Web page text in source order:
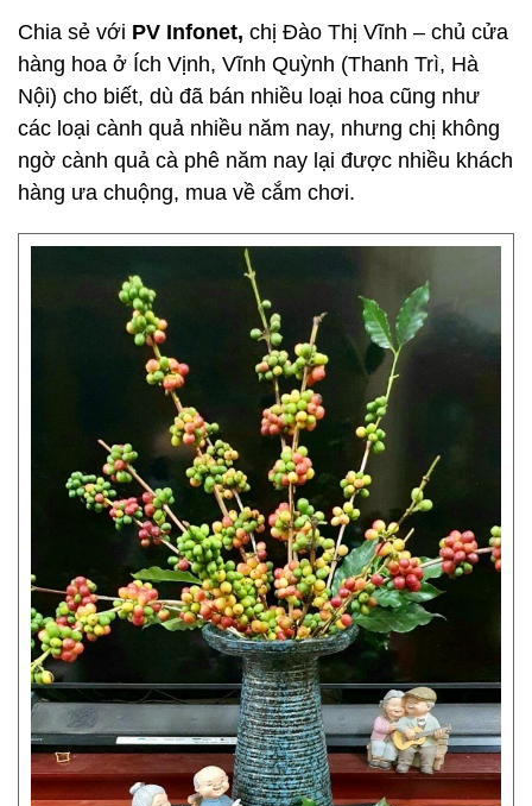
Chia sẻ với PV Infonet, chị Đào Thị Vĩnh – chủ cửa
hàng hoa ở Ích Vịnh, Vĩnh Quỳnh (Thanh Trì, Hà
Nội) cho biết, dù đã bán nhiều loại hoa cũng như
các loại cành quả nhiều năm nay, nhưng chị không
ngờ cành quả cà phê năm nay lại được nhiều khách
hàng ưa chuộng, mua về cắm chơi.